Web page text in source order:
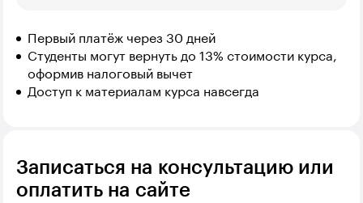
Первый платёж через 30 дней
Студенты могут вернуть до 13% стоимости курса,
оформив налоговый вычет
Доступ к материалам курса навсегда
Записаться на консультацию или
оплатить на сайте